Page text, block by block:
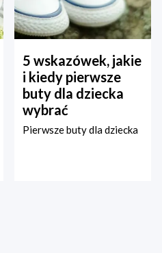
5 wskazówek, jakie
i kiedy pierwsze
buty dla dziecka
wybrać
Pierwsze buty dla dziecka